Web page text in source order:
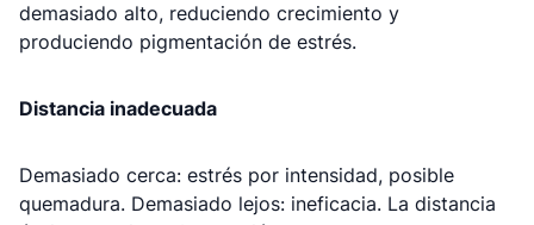
demasiado alto, reduciendo crecimiento y
produciendo pigmentación de estrés.
Distancia inadecuada
Demasiado cerca: estrés por intensidad, posible
quemadura. Demasiado lejos: ineficacia. La distancia